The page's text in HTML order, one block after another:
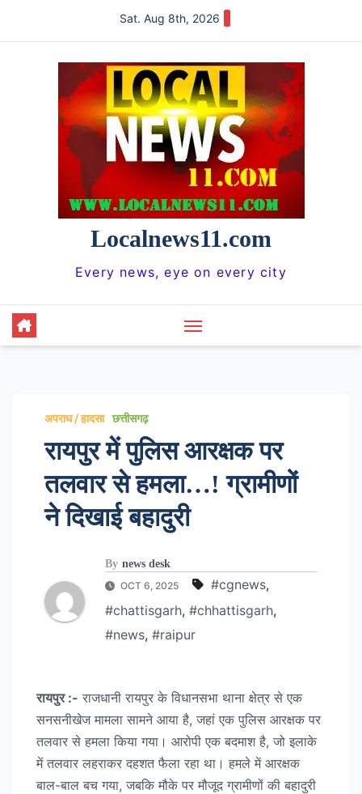
Sat. Aug 8th, 2026
Localnews11.com
Every news, eye on every city
अपराध / हादसा छत्तीसगढ़
रायपुर में पुलिस आरक्षक पर
तलवार से हमला…! ग्रामीणों
ने दिखाई बहादुरी
By news desk
OCT 6, 2025
#cgnews,
#chattisgarh, #chhattisgarh,
#news, #raipur
रायपुर :- राजधानी रायपुर के विधानसभा थाना क्षेत्र से एक
सनसनीखेज मामला सामने आया है, जहां एक पुलिस आरक्षक पर
तलवार से हमला किया गया। आरोपी एक बदमाश है, जो इलाके
में तलवार लहराकर दहशत फैला रहा था। हमले में आरक्षक
बाल-बाल बच गया, जबकि मौके पर मौजूद ग्रामीणों की बहादुरी